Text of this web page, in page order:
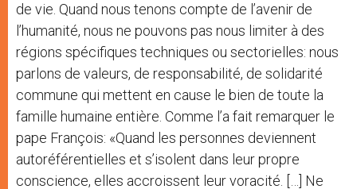
de vie. Quand nous tenons compte de l’avenir de
l’humanité, nous ne pouvons pas nous limiter à des
régions spécifiques techniques ou sectorielles: nous
parlons de valeurs, de responsabilité, de solidarité
commune qui mettent en cause le bien de toute la
famille humaine entière. Comme l’a fait remarquer le
pape François: «Quand les personnes deviennent
autoréférentielles et s’isolent dans leur propre
conscience, elles accroissent leur voracité. […] Ne